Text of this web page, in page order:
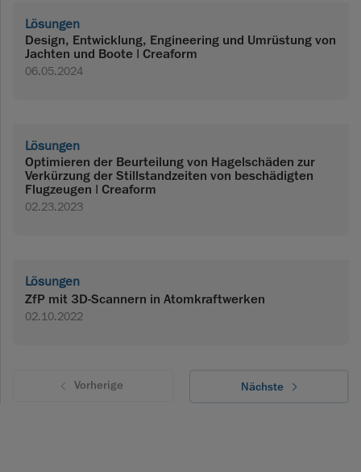
Lösungen
Design, Entwicklung, Engineering und Umrüstung von
Jachten und Boote | Creaform
06.05.2024
Lösungen
Optimieren der Beurteilung von Hagelschäden zur
Verkürzung der Stillstandzeiten von beschädigten
Flugzeugen | Creaform
02.23.2023
Lösungen
ZfP mit 3D-Scannern in Atomkraftwerken
02.10.2022
Vorherige Nächste